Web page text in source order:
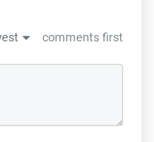
comments first